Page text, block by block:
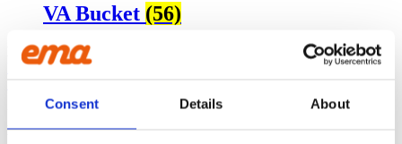
Consent Details About
VA Bucket (56)
KINNA
Ehns Gata 6
UM OKKUR
EMAbýr til útbúnað fyrir gröfur sem anda gæðum. Við látum